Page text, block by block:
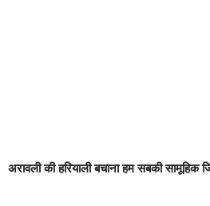
अरावली की हरियाली बचाना हम सबकी सामूहिक